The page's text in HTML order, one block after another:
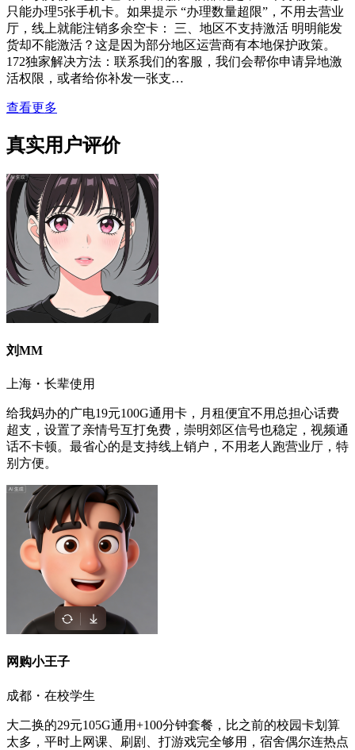
只能办理5张手机卡。如果提示 “办理数量超限”，不用去营业
厅，线上就能注销多余空卡： 三、地区不支持激活 明明能发
货却不能激活？这是因为部分地区运营商有本地保护政策。
172独家解决方法：联系我们的客服，我们会帮你申请异地激
活权限，或者给你补发一张支…
查看更多
真实用户评价
刘MM
上海・长辈使用
给我妈办的广电19元100G通用卡，月租便宜不用总担心话费
超支，设置了亲情号互打免费，崇明郊区信号也稳定，视频通
话不卡顿。最省心的是支持线上销户，不用老人跑营业厅，特
别方便。
网购小王子
成都・在校学生
大二换的29元105G通用+100分钟套餐，比之前的校园卡划算
太多，平时上网课、刷剧、打游戏完全够用，宿舍偶尔连热点